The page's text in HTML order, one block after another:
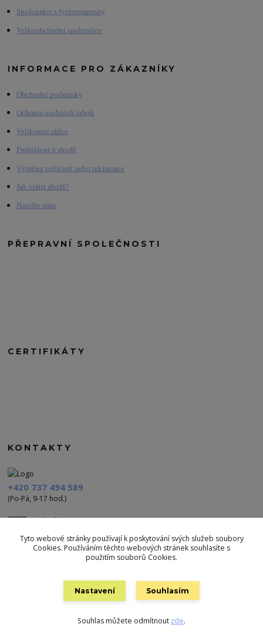
Spolupráce s fyzioterapeuty
Velkoobchodní spolupráce
INFORMACE PRO ZÁKAZNÍKY
Obchodní podmínky
Ochrana osobních údajů
Velikostní rádce
Prohlášení o shodě
Výměna velikosti nebo reklamace
Jak vrátit zboží?
Napište nám
PŘEPRAVNÍ SPOLEČNOSTI
CERTIFIKÁTY
KONTAKTY
+420 737 494 589
(Po-Pá, 9-17 hod.)
info@polezu.cz
Tyto webové stránky používají k poskytování svých služeb soubory
Cookies. Používáním těchto webových stránek souhlasíte s
použitím souborů Cookies.
Nastavení Souhlasím
Souhlas můžete odmítnout zde.